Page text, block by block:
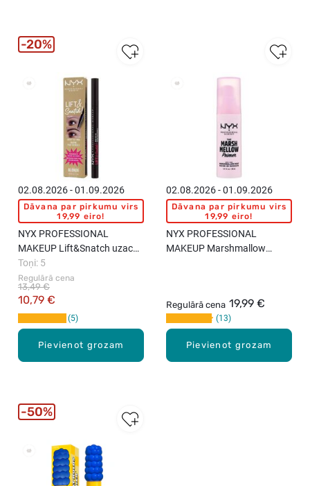
Pievienot grozam
02.08.2026 - 01.09.2026
Dāvana par pirkumu virs
19,99 eiro!
NYX PROFESSIONAL
MAKEUP Lift&Snatch uzacu
laineris, 1ml
Regulārā cena
10,79 €
13,49 €
Toņi: 5
5
20%
Pievienot grozam
02.08.2026 - 01.09.2026
Dāvana par pirkumu virs
19,99 eiro!
NYX PROFESSIONAL
MAKEUP Marshmallow
Regulārā cena 19,99 €
13
50%